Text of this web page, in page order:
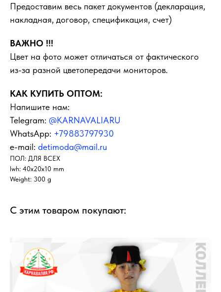
Предоставим весь пакет документов (декларация,
накладная, договор, спецификация, счет)
ВАЖНО !!!
Цвет на фото может отличаться от фактического
из-за разной цветопередачи мониторов.
КАК КУПИТЬ ОПТОМ:
Напишите нам:
Telegram: @KARNAVALIARU
WhatsApp: +79883797930
e-mail: detimoda@mail.ru
ПОЛ: ДЛЯ ВСЕХ
lwh: 40x20x10 mm
Weight: 300 g
С этим товаром покупают: